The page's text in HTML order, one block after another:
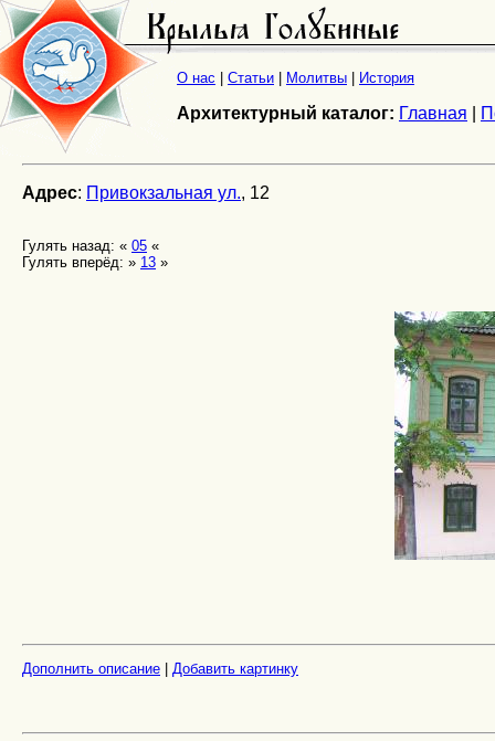
О нас Статьи Молитвы История
Архитектурный каталог: Главная
Адрес: Привокзальная ул., 12
Гулять назад: « 05 «
Гулять вперёд: » 13 »
Дополнить описание Добавить картинку